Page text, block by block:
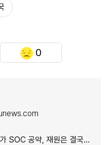
0
공약, 재원은 결국 '땅'